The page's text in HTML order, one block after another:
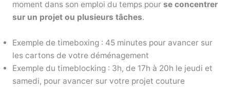
moment dans son emploi du temps pour se concentrer
sur un projet ou plusieurs tâches.
Exemple de timeboxing : 45 minutes pour avancer sur
les cartons de votre déménagement
Exemple du timeblocking : 3h, de 17h à 20h le jeudi et
samedi, pour avancer sur votre projet couture